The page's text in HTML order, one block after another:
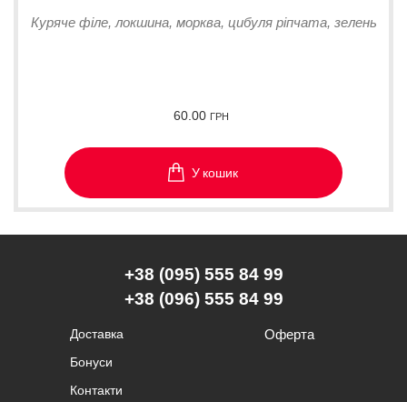
Куряче філе, локшина, морква, цибуля ріпчата, зелень
60.00 ГРН
У кошик
+38 (095) 555 84 99
+38 (096) 555 84 99
Доставка
Бонуси
Контакти
Оферта